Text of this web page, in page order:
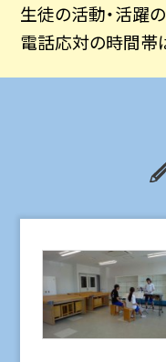
生徒の活動・活躍
電話応対の時間帯